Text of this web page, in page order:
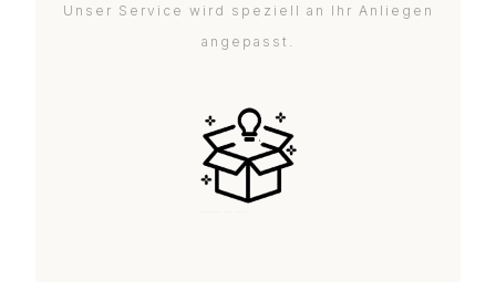
Unser Service wird speziell an Ihr Anliegen
angepasst.